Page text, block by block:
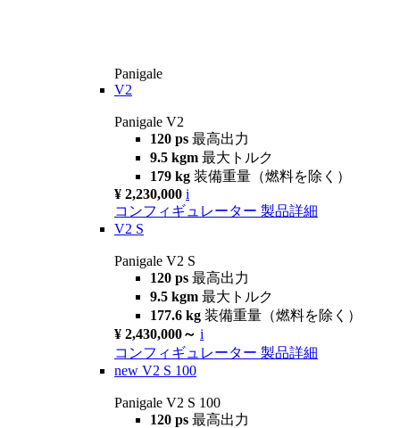
Panigale
V2
Panigale V2
120 ps 最高出力
9.5 kgm 最大トルク
179 kg 装備重量（燃料を除く）
¥ 2,230,000 i
コンフィギュレーター 製品詳細
V2 S
Panigale V2 S
120 ps 最高出力
9.5 kgm 最大トルク
177.6 kg 装備重量（燃料を除く）
¥ 2,430,000～ i
コンフィギュレーター 製品詳細
new V2 S 100
Panigale V2 S 100
120 ps 最高出力